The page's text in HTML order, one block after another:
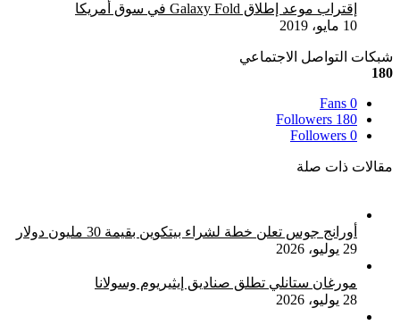
إقتراب موعد إطلاق Galaxy Fold في سوق أمريكا
10 مايو، 2019
شبكات التواصل الاجتماعي
180
0
Fans
180
Followers
0
Followers
مقالات ذات صلة
أورانج جوس تعلن خطة لشراء بيتكوين بقيمة 30 مليون دولار
29 يوليو، 2026
مورغان ستانلي تطلق صناديق إيثيريوم وسولانا
28 يوليو، 2026